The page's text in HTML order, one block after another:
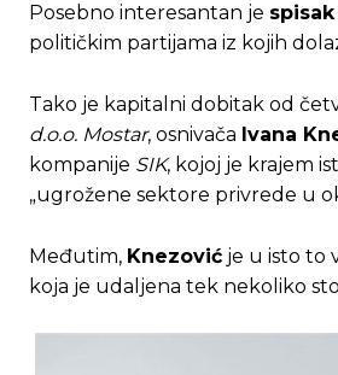
Posebno interesantan je
političkim partijama iz kojih
Tako je kapitalni dobitak od
d.o.o. Mostar, osnivača Ivana
kompanije SIK, kojoj je krajem
„ugrožene sektore privrede u
Međutim, Knezović je u isto to
koja je udaljena tek nekoliko